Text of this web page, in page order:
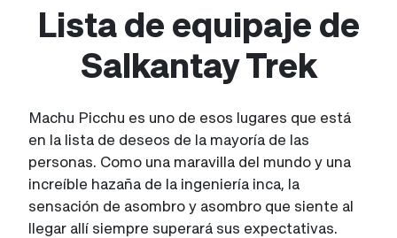
Lista de equipaje de
Salkantay Trek
Machu Picchu es uno de esos lugares que está
en la lista de deseos de la mayoría de las
personas. Como una maravilla del mundo y una
increíble hazaña de la ingeniería inca, la
sensación de asombro y asombro que siente al
llegar allí siempre superará sus expectativas.